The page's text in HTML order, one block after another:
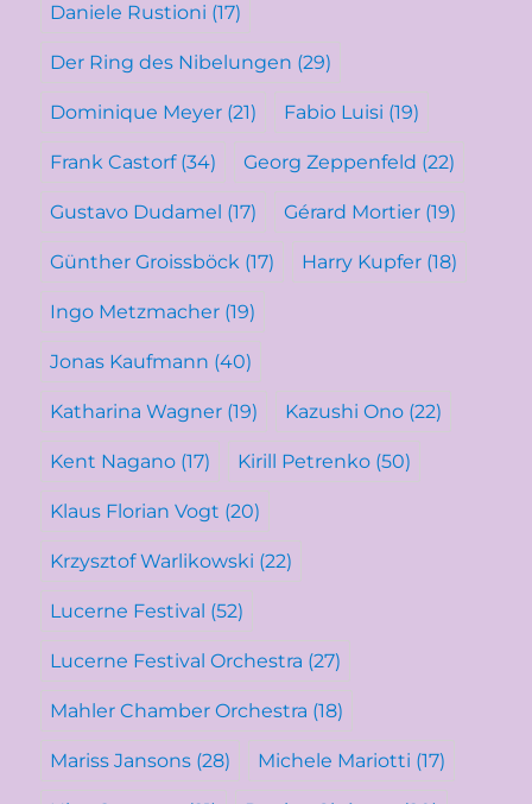
Daniele Rustioni (17)
Der Ring des Nibelungen (29)
Dominique Meyer (21) Fabio Luisi (19)
Frank Castorf(34) Georg Zeppenfeld (22)
Gustavo Dudamel (17) Gérard Mortier (19)
Günther Groissböck (17) Harry Kupfer (18)
Ingo Metzmacher (19)
Jonas Kaufmann (40)
Katharina Wagner (19) Kazushi Ono (22)
Kent Nagano (17) Kirill Petrenko (50)
Klaus Florian Vogt (20)
Krzysztof Warlikowski (22)
Lucerne Festival (52)
Lucerne Festival Orchestra (27)
Mahler Chamber Orchestra (18)
Mariss Jansons (28) Michele Mariotti (17)